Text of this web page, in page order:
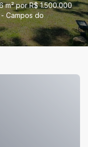
m² por R$ 1.500.000
Campos do